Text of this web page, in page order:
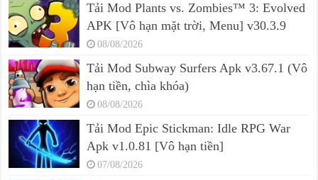
Tải Mod Plants vs. Zombies™ 3: Evolved
APK [Vô hạn mặt trời, Menu] v30.3.9
08/08/2026
Tải Mod Subway Surfers Apk v3.67.1 (Vô
hạn tiền, chìa khóa)
08/08/2026
Tải Mod Epic Stickman: Idle RPG War
Apk v1.0.81 [Vô hạn tiền]
07/08/2026